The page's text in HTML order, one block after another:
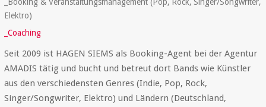
Elektro)
_Coaching
Seit 2009 ist HAGEN SIEMS als Booking-Agent bei der Agentur
AMADIS tätig und bucht und betreut dort Bands wie Künstler
aus den verschiedensten Genres (Indie, Pop, Rock,
Singer/Songwriter, Elektro) und Ländern (Deutschland,